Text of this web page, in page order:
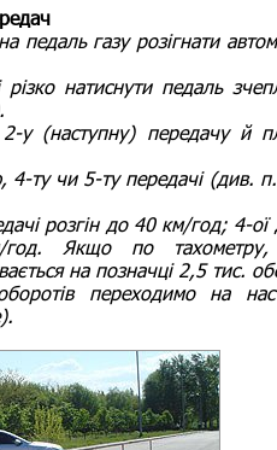
педаль газу розігнати
натиснути педаль
(наступну) передачу й
ту чи 5-ту передачі (див.
розгін до 40 км/год; 4-ої
Якщо по тахометру,
на позначці 2,5 тис.
переходимо на